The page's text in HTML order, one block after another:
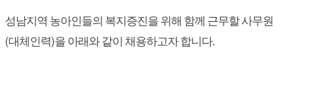
성남지역 농아인들의 복지증진을 위해 함께 근무할 사무원
(대체인력)을 아래와 같이 채용하고자 합니다.